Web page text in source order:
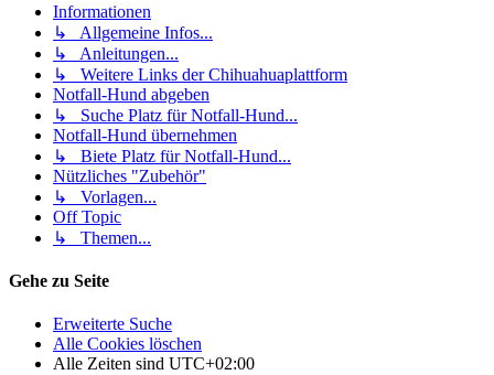
Informationen
↳ Allgemeine Infos...
↳ Anleitungen...
↳ Weitere Links der Chihuahuaplattform
Notfall-Hund abgeben
↳ Suche Platz für Notfall-Hund...
Notfall-Hund übernehmen
↳ Biete Platz für Notfall-Hund...
Nützliches "Zubehör"
↳ Vorlagen...
Off Topic
↳ Themen...
Gehe zu Seite
Erweiterte Suche
Alle Cookies löschen
Alle Zeiten sind UTC+02:00